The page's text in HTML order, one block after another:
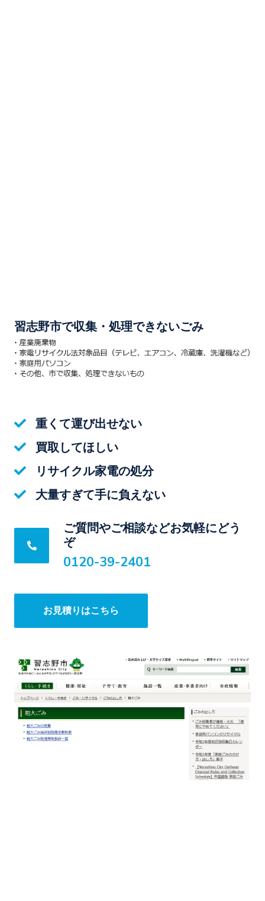
習志野市で収集・処理できないごみ
重くて運び出せない
買取してほしい
リサイクル家電の処分
大量すぎて手に負えない
ご質問やご相談などお気軽にどう
ぞ
0120-39-2401
お見積りはこちら